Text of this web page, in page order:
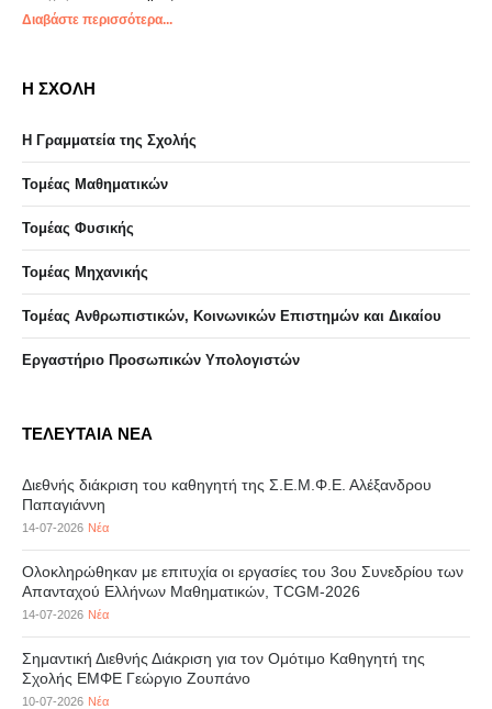
Διαβάστε περισσότερα...
Η ΣΧΟΛΗ
Η Γραμματεία της Σχολής
Τομέας Μαθηματικών
Τομέας Φυσικής
Τομέας Μηχανικής
Τομέας Ανθρωπιστικών, Κοινωνικών Επιστημών και Δικαίου
Eργαστήριo Προσωπικών Υπολογιστών
ΤΕΛΕΥΤΑΙΑ ΝΕΑ
Διεθνής διάκριση του καθηγητή της Σ.Ε.Μ.Φ.Ε. Αλέξανδρου
Παπαγιάννη
14-07-2026 Νέα
Ολοκληρώθηκαν με επιτυχία οι εργασίες του 3ου Συνεδρίου των
Απανταχού Ελλήνων Μαθηματικών, TCGM-2026
14-07-2026 Νέα
Σημαντική Διεθνής Διάκριση για τον Ομότιμο Καθηγητή της
Σχολής ΕΜΦΕ Γεώργιο Ζουπάνο
10-07-2026 Νέα